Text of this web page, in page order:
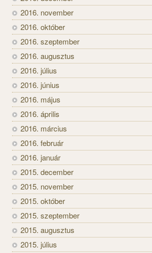
2016. november
2016. október
2016. szeptember
2016. augusztus
2016. július
2016. június
2016. május
2016. április
2016. március
2016. február
2016. január
2015. december
2015. november
2015. október
2015. szeptember
2015. augusztus
2015. július